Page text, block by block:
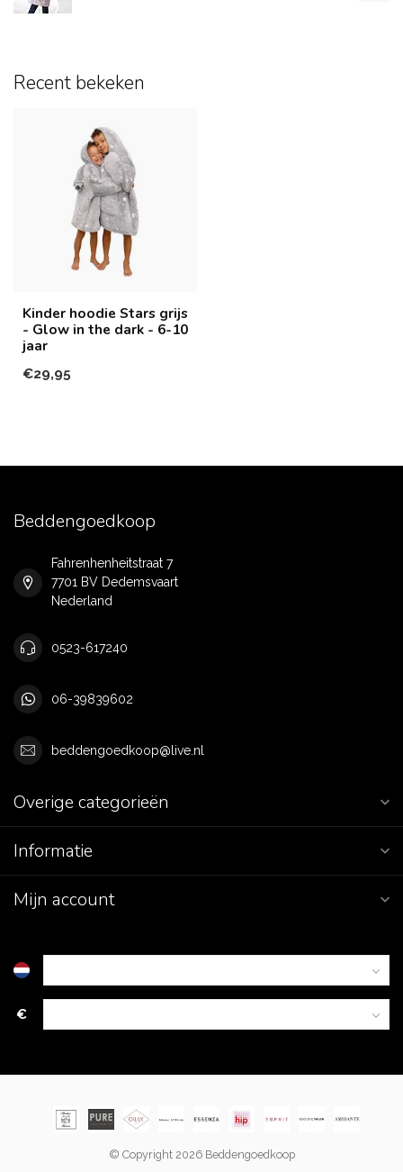
Recent bekeken
Kinder hoodie Stars grijs
- Glow in the dark - 6-10
jaar
€29,95
Beddengoedkoop
Fahrenhenheitstraat 7
7701 BV Dedemsvaart
Nederland
0523-617240
06-39839602
beddengoedkoop@live.nl
Overige categorieën
Informatie
Mijn account
€
© Copyright 2026 Beddengoedkoop